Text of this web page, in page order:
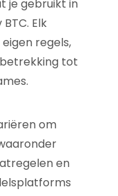
je gebruikt in
Elk
regels,
tot
om
en